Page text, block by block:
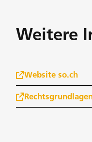
Weitere
Website so.ch